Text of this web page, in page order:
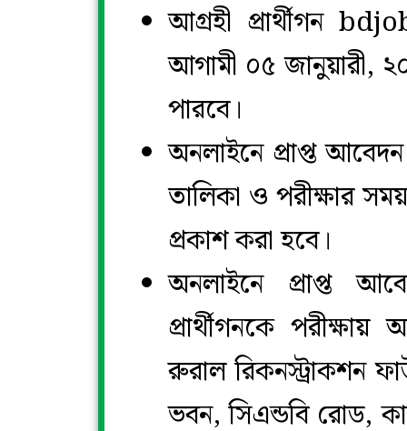
আগ্রহী প্রার্থীগন
আগামী ০৫ জানুয়ারী,
পারবে।
অনলাইনে প্রাপ্ত আবেদন
তালিকা ও পরীক্ষার
প্রকাশ করা হবে।
অনলাইনে প্রাপ্ত
প্রার্থীগনকে পরীক্ষায়
রুরাল
ভবন, সিএন্ডবি রোড,